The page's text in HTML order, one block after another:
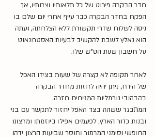
חדר הבקרה פירוט של כל תלאותיו וצרותיו, אך
הפקח בחדר הבקרה כבר עייף אחרי יום שלם בו
ניסה לשלוח שדרי תקשורת ללא הצלחתה, ועתה
הוא נאלץ לשבת להקשיב לבעיות האסטרונאוט
על חשבון שעת הט"ש שלו.
לאחר תקופה לא קצרה של שעות בצידו האפל
של הירח, ניתן יהיה לחזות מחדר הבקרה
בהבהובי נורמליות המגיחים חזרה.
המתבגר ששהה בצד האפל יחזור לתקשר עם בני
ובנות כדור הארץ, לפעמים אפילו ביוזמתו ומרצונו
החופשי וסימני המרמור וחוסר שביעות הרצון ידהו